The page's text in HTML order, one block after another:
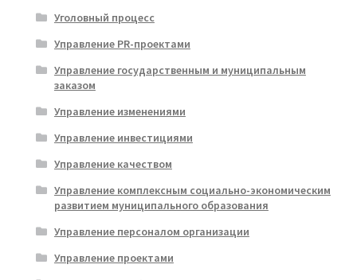
Уголовный процесс
Управление PR-проектами
Управление государственным и муниципальным
заказом
Управление изменениями
Управление инвестициями
Управление качеством
Управление комплексным социально-экономическим
развитием муниципального образования
Управление персоналом организации
Управление проектами